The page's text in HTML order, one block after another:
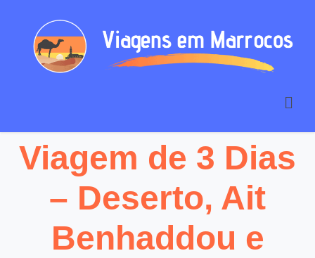
Viagem de 3 Dias
– Deserto, Ait
Benhaddou e